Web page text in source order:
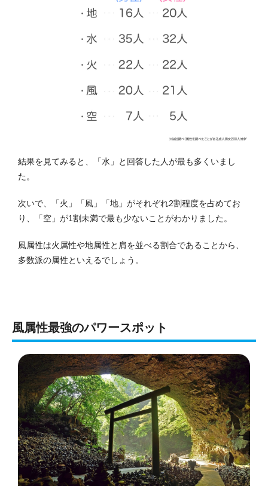
結果を見てみると、「水」と回答した人が最も多くいまし
た。
次いで、「火」「風」「地」がそれぞれ2割程度を占めてお
り、「空」が1割未満で最も少ないことがわかりました。
風属性は火属性や地属性と肩を並べる割合であることから、
多数派の属性といえるでしょう。
風属性最強のパワースポット